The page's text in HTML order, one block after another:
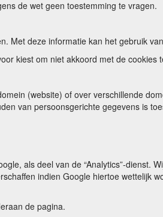
de wet geen toestemming te vragen.
Met deze informatie kan het gebruik
kiest om niet akkoord met de
(website) of over verschillende
van persoonsgerichte gegevens is
als deel van de “Analytics”-
indien Google hiertoe
de pagina.